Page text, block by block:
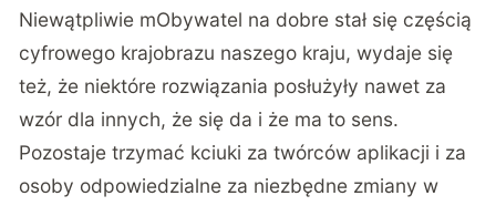
Niewątpliwie mObywatel na dobre stał się częścią
cyfrowego krajobrazu naszego kraju, wydaje się
też, że niektóre rozwiązania posłużyły nawet za
wzór dla innych, że się da i że ma to sens.
Pozostaje trzymać kciuki za twórców aplikacji i za
osoby odpowiedzialne za niezbędne zmiany w